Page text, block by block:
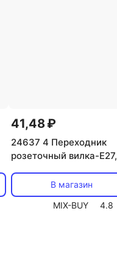
41,48 ₽
24637 4 Переходник
розеточный вилка-Е27,
белый, 24637 4, duwi,
за 1 шт.
В магазин
MIX-BUY
4.8